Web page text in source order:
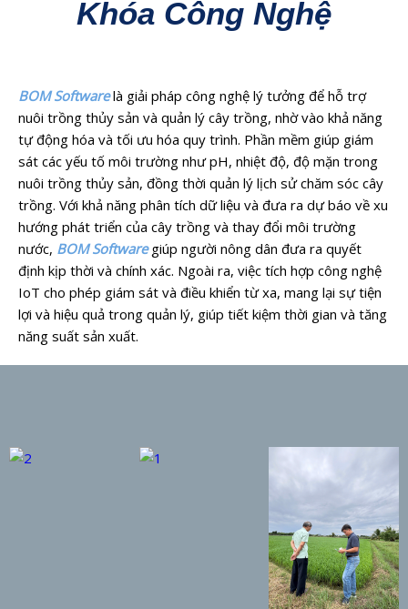
Khóa Công Nghệ
BOM Software là giải pháp công nghệ lý tưởng để hỗ trợ
nuôi trồng thủy sản và quản lý cây trồng, nhờ vào khả năng
tự động hóa và tối ưu hóa quy trình. Phần mềm giúp giám
sát các yếu tố môi trường như pH, nhiệt độ, độ mặn trong
nuôi trồng thủy sản, đồng thời quản lý lịch sử chăm sóc cây
trồng. Với khả năng phân tích dữ liệu và đưa ra dự báo về xu
hướng phát triển của cây trồng và thay đổi môi trường
nước, BOM Softwaregiúp người nông dân đưa ra quyết
định kịp thời và chính xác. Ngoài ra, việc tích hợp công nghệ
IoT cho phép giám sát và điều khiển từ xa, mang lại sự tiện
lợi và hiệu quả trong quản lý, giúp tiết kiệm thời gian và tăng
năng suất sản xuất.